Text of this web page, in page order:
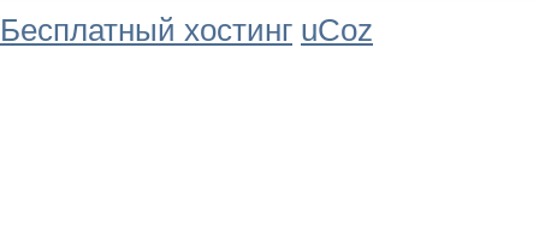
Бесплатный хостинг uCoz